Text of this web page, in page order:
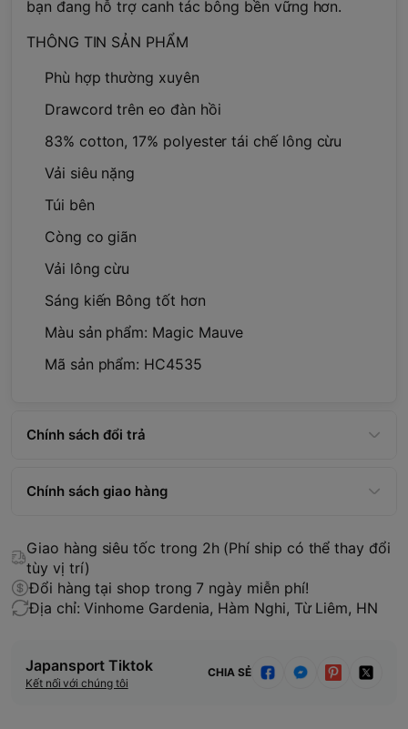
bạn đang hỗ trợ canh tác bông bền vững hơn.
THÔNG TIN SẢN PHẨM
Phù hợp thường xuyên
Drawcord trên eo đàn hồi
83% cotton, 17% polyester tái chế lông cừu
Vải siêu nặng
Túi bên
Còng co giãn
Vải lông cừu
Sáng kiến Bông tốt hơn
Màu sản phẩm: Magic Mauve
Mã sản phẩm: HC4535
Chính sách đổi trả
Chính sách giao hàng
Giao hàng siêu tốc trong 2h (Phí ship có thể thay đổi
tùy vị trí)
Đổi hàng tại shop trong 7 ngày miễn phí!
Địa chỉ: Vinhome Gardenia, Hàm Nghi, Từ Liêm, HN
Japansport Tiktok
Kết nối với chúng tôi
CHIA SẺ